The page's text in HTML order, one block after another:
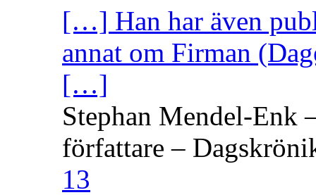
[…] Han har även
annat om Firman
[…]
Stephan Mendel-Enk
författare –
13